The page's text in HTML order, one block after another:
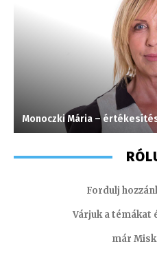
Monoczki Mária –
Fordulj
Várjuk a témákat
már